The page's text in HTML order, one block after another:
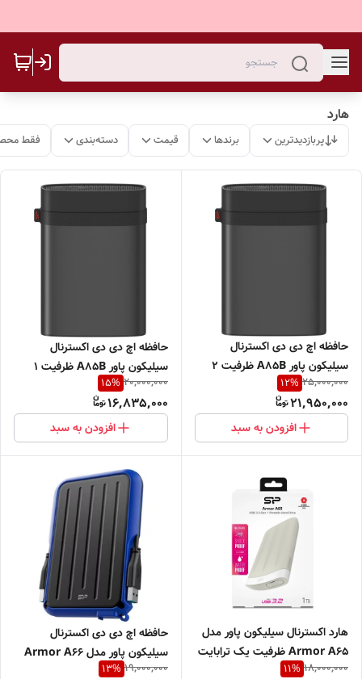
هارد
پربازدیدترین برندها قیمت دسته‌بندی فقط
حافظه اچ دی دی اکسترنال
سیلیکون پاور A85B ظرفیت 2
ترابایت
25,000,000
12%
21,950,000
افزودن به سبد
حافظه اچ دی دی اکسترنال
سیلیکون پاور A85B ظرفیت 1
ترابایت
20,000,000
15%
16,835,000
افزودن به سبد
هارد اکسترنال سیلیکون پاور مدل
Armor A65 ظرفیت یک ترابایت
دارای رابط USB Type-A 3.2
18,000,000
11%
حافظه اچ دی دی اکسترنال
سیلیکون پاور مدل Armor A66
ظرفیت 1 ترابایت
19,000,000
13%